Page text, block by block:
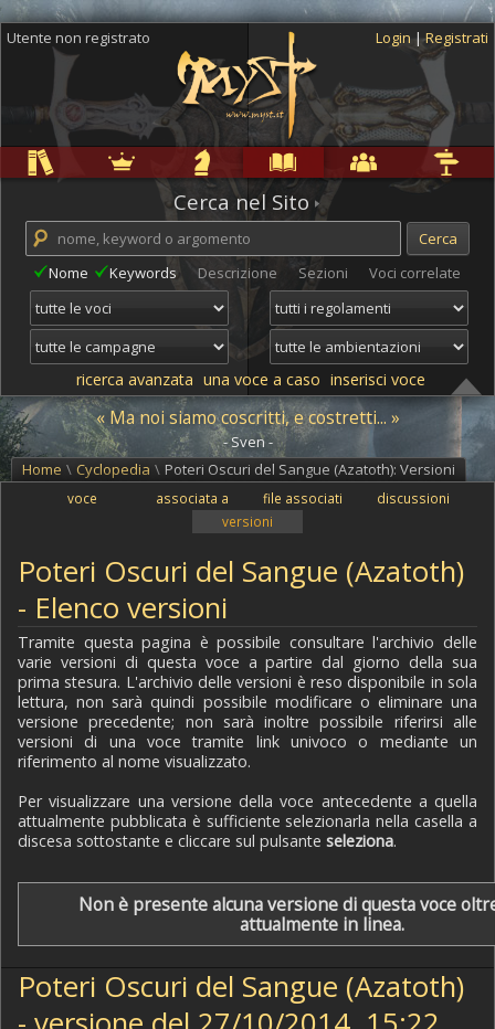
Utente non registrato Login |Registrati
Cerca nel Sito
Nome Keywords Descrizione Sezioni Voci correlate
ricerca avanzata una voce a caso inserisci voce
« Ma noi siamo coscritti, e costretti... »
- Sven -
Home \ Cyclopedia \ Poteri Oscuri del Sangue (Azatoth): Versioni
voce associata a file associati
discussioni
versioni
Poteri Oscuri del Sangue (Azatoth)
- Elenco versioni
Tramite questa pagina è possibile consultare l'archivio delle
varie versioni di questa voce a partire dal giorno della sua
prima stesura. L'archivio delle versioni è reso disponibile in sola
lettura, non sarà quindi possibile modificare o eliminare una
versione precedente; non sarà inoltre possibile riferirsi alle
versioni di una voce tramite link univoco o mediante un
riferimento al nome visualizzato.
Per visualizzare una versione della voce antecedente a quella
attualmente pubblicata è sufficiente selezionarla nella casella a
discesa sottostante e cliccare sul pulsante seleziona.
Non è presente alcuna versione di questa voce
attualmente in linea.
Poteri Oscuri del Sangue (Azatoth)